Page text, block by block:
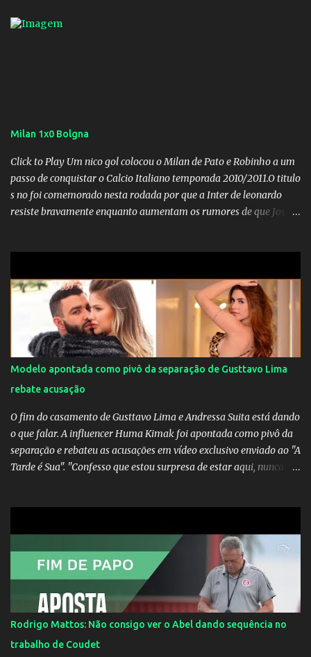
Milan 1x0 Bolgna
Click to Play Um nico gol colocou o Milan de Pato e Robinho a um
passo de conquistar o Calcio Italiano temporada 2010/2011.O titulo
s no foi comemorado nesta rodada por que a Inter de leonardo
resiste bravamente enquanto aumentam os rumores de que Jos
Modelo apontada como pivô da separação de Gusttavo Lima
rebate acusação
O fim do casamento de Gusttavo Lima e Andressa Suita está dando
o que falar. A influencer Huma Kimak foi apontada como pivô da
separação e rebateu as acusações em vídeo exclusivo enviado ao "A
Tarde é Sua". "Confesso que estou surpresa de estar aqui, nunca
Huma Kimak. A influencer também contou que recebe diversos
ataques na internet desde a época em que foi contratada para
fazer a divulgação de uma live do Gusttavo Lima em Manaus,
capital do Amazonas. "Fui até o local onde seria o show, divulguei
e no dia seguinte foi feita a live que eu não pude ir, porque estava
me sentindo mal", explicou Huma. A notícia da separação de
Gusttavo Lima e Andressa Suita foi divulgada no dia 9 de outubro.
A relação chegou ao fim após cinco anos e houve rumores de uma
Rodrigo Mattos: Não consigo ver o Abel dando sequência no
trabalho de Coudet